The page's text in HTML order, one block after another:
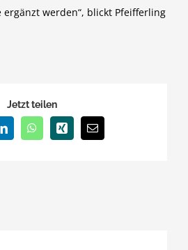
ergänzt werden“, blickt Pfeifferling
Jetzt teilen
LinkedInWhatsApp
Xing
E-
Mail